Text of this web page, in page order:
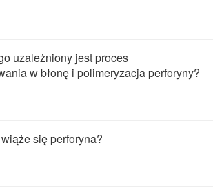
uzależniony jest proces
w błonę i polimeryzacja perforyny?
się perforyna?